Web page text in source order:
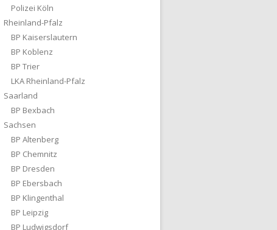
Polizei Köln
Rheinland-Pfalz
BP Kaiserslautern
BP Koblenz
BP Trier
LKA Rheinland-Pfalz
Saarland
BP Bexbach
Sachsen
BP Altenberg
BP Chemnitz
BP Dresden
BP Ebersbach
BP Klingenthal
BP Leipzig
BP Ludwigsdorf